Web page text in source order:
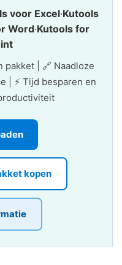
voor Excel·Kutools
Word·Kutools for
pakket | 🔗 Naadloze
| ⚡ Tijd besparen en
kopen